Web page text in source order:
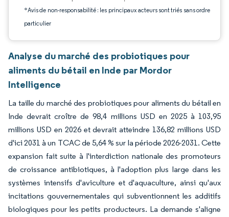
*Avis de non-responsabilité : les principaux acteurs sont triés sans ordre
particulier
Analyse du marché des probiotiques pour
aliments du bétail en Inde par Mordor
Intelligence
La taille du marché des probiotiques pour aliments du bétail en
Inde devrait croître de 98,4 millions USD en 2025 à 103,95
millions USD en 2026 et devrait atteindre 136,82 millions USD
d'ici 2031 à un TCAC de 5,64 % sur la période 2026-2031. Cette
expansion fait suite à l'interdiction nationale des promoteurs
de croissance antibiotiques, à l'adoption plus large dans les
systèmes intensifs d'aviculture et d'aquaculture, ainsi qu'aux
incitations gouvernementales qui subventionnent les additifs
biologiques pour les petits producteurs. La demande s'aligne